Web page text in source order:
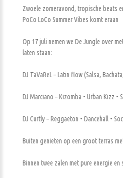
Zwoele zomeravond, tropische beats
PoCo LoCo Summer Vibes komt eraan
Op 17 juli nemen we De Jungle over
laten staan:
DJ TaVaReL – Latin flow (Salsa,
DJ Marciano – Kizomba • Urban Kizz •
DJ Curtly – Reggaeton • Dancehall •
Buiten genieten op een groot terras
Binnen twee zalen met pure energie en